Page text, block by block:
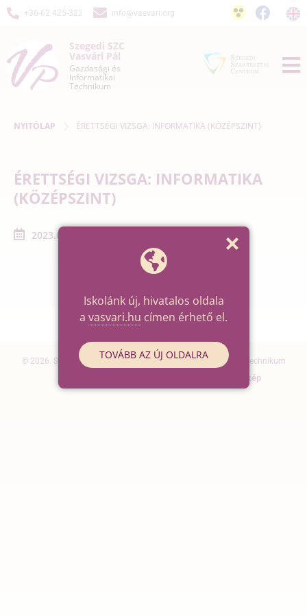
+36-62 425-322 info@vasvari.org
Szegedi SZC
Vasvári Pál
Gazdasági és
Informatikai
Technikum
NYITÓLAP ÉRETTSÉGI VIZSGA: INFORMATIKA (KÖZÉPSZINT)
ÉRETTSÉGI VIZSGA: INFORMATIKA
(KÖZÉPSZINT)
2023.05.15. - 2023.05.15.
© 2026. Szegedi SZC Vasvári Pál Gazdasági és Informatikai Technikum
Oldaltérkép
Iskolánk új, hivatalos oldala
a vasvari.hu címen érhető el.
TOVÁBB AZ ÚJ OLDALRA